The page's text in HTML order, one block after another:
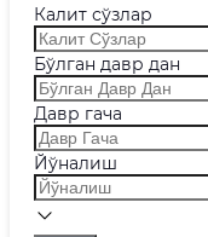
Калит сўзлар
Бўлган давр дан
Давр гача
Йўналиш